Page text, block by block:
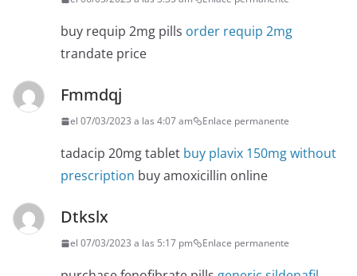
buy requip 2mg pills order requip 2mg
trandate price
Fmmdqj
el 07/03/2023 a las 4:07 am Enlace permanente
tadacip 20mg tablet buy plavix 150mg without
prescription buy amoxicillin online
Dtkslx
el 07/03/2023 a las 5:17 pm Enlace permanente